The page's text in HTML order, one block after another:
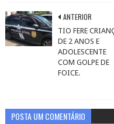
ANTERIOR
TIO FERE
DE 2 ANOS E
ADOLESCENTE
COM GOLPE DE
FOICE.
POSTA UM COMENTÁRIO